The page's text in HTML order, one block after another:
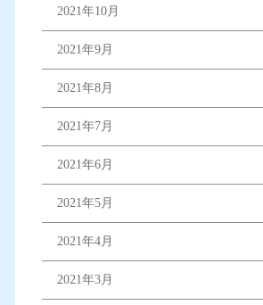
2021年10月
2021年9月
2021年8月
2021年7月
2021年6月
2021年5月
2021年4月
2021年3月